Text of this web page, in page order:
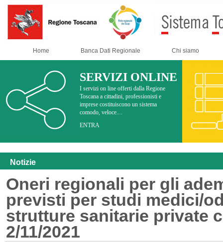
Home Banca Dati Regionale Chi siamo
SERVIZI ONLINE
I servizi on line offerti dalla Regione
Toscana a cittadini, professionisti e
imprese costituiscono un sistema
comodo, veloce....
ENTRA
Notizie
Oneri regionali per gli
previsti per studi medici/
strutture sanitarie private
2/11/2021